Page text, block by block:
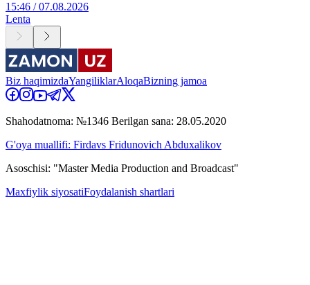
15:46 / 07.08.2026
Lenta
Biz haqimizdaYangiliklarAloqaBizning jamoa
Shahodatnoma: №1346 Berilgan sana: 28.05.2020
G'oya muallifi: Firdavs Fridunovich Abduxalikov
Asoschisi: "Master Media Production and Broadcast"
Maxfiylik siyosatiFoydalanish shartlari